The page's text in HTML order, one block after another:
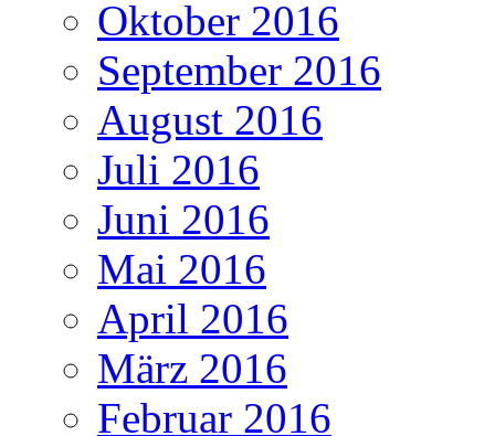
Oktober 2016
September 2016
August 2016
Juli 2016
Juni 2016
Mai 2016
April 2016
März 2016
Februar 2016